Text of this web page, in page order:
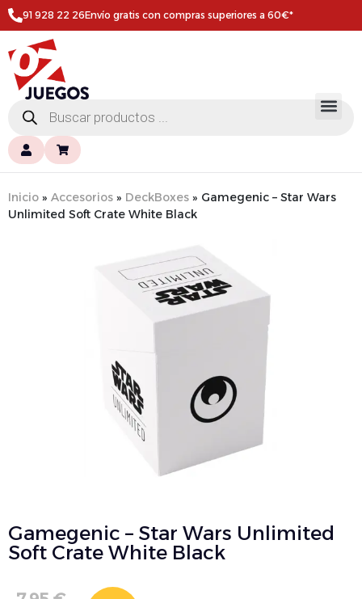
91 928 22 26Envío gratis con compras superiores a 60€*
Inicio » Accesorios » DeckBoxes » Gamegenic – Star Wars
Unlimited Soft Crate White Black
Gamegenic – Star Wars Unlimited
Soft Crate White Black